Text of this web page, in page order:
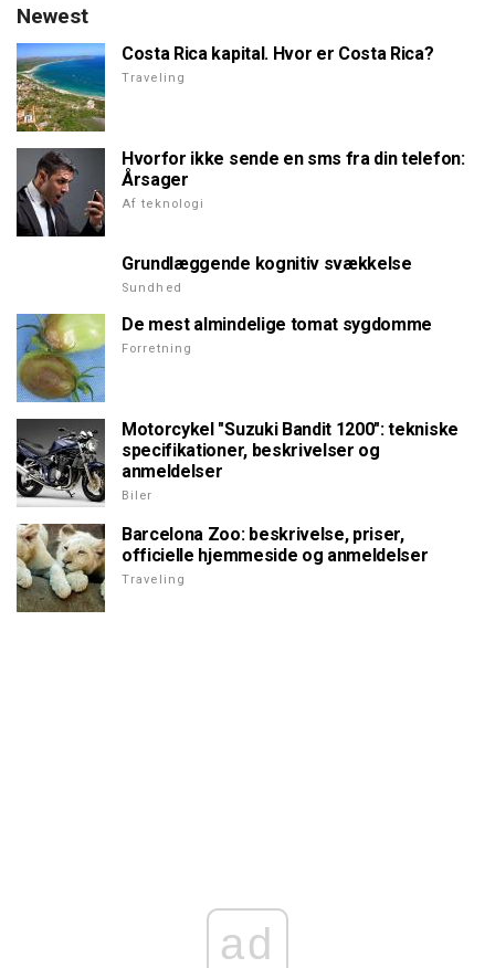
Newest
Costa Rica kapital. Hvor er Costa Rica?
Traveling
Hvorfor ikke sende en sms fra din telefon:
Årsager
Af teknologi
Grundlæggende kognitiv svækkelse
Sundhed
De mest almindelige tomat sygdomme
Forretning
Motorcykel "Suzuki Bandit 1200": tekniske
specifikationer, beskrivelser og
anmeldelser
Biler
Barcelona Zoo: beskrivelse, priser,
officielle hjemmeside og anmeldelser
Traveling
ad